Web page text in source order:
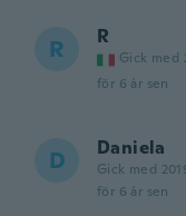
R R
Gick med
för 6 år sen
D Daniela
Gick med
för 6 år sen